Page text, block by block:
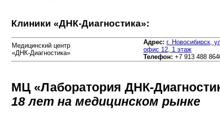
Клиники «ДНК-Диагностика»:
Медицинский центр
«ДНК-Диагностика»
Адрес: г. Новосибирск,
офис 12, 1 этаж
Телефон: +7 913 488
МЦ «Лаборатория ДНК-
18 лет на медицинском рынке